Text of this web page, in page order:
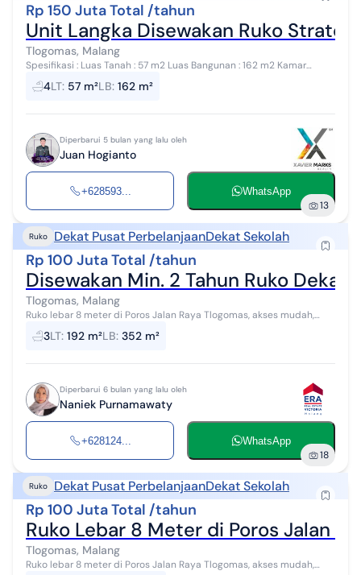
Rp 150 Juta Total /tahun
Unit Langka Disewakan Ruko
Tlogomas, Malang
Spesifikasi : Luas Tanah : 57 m2 Luas Bangunan : 162 m2 Kamar
Mandi : 4 Lantai : 4 Dimensi : 4.5 x 12.5 Legalitas : SHM Air : PDAM
Listrik : 5500 V...
4LT: 57 m²LB: 162 m²
Diperbarui 5 bulan yang lalu oleh
Juan Hogianto
+628593... WhatsApp
13
Ruko Dekat Pusat PerbelanjaanDekat Sekolah
Rp 100 Juta Total /tahun
Disewakan Min. 2 Tahun Ruko Dekat
Tlogomas, Malang
Ruko lebar 8 meter di Poros Jalan Raya Tlogomas, akses mudah,
jalan ramai, potensi pelanggan besar, cocok untuk segala usaha. > 2
Menit ke Aparte...
3LT: 192 m²LB: 352 m²
Diperbarui 6 bulan yang lalu oleh
Naniek Purnamawaty
+628124... WhatsApp
18
Ruko Dekat Pusat PerbelanjaanDekat Sekolah
Rp 100 Juta Total /tahun
Ruko Lebar 8 Meter di Poros Jalan
Tlogomas, Malang
Ruko lebar 8 meter di Poros Jalan Raya Tlogomas, akses mudah,